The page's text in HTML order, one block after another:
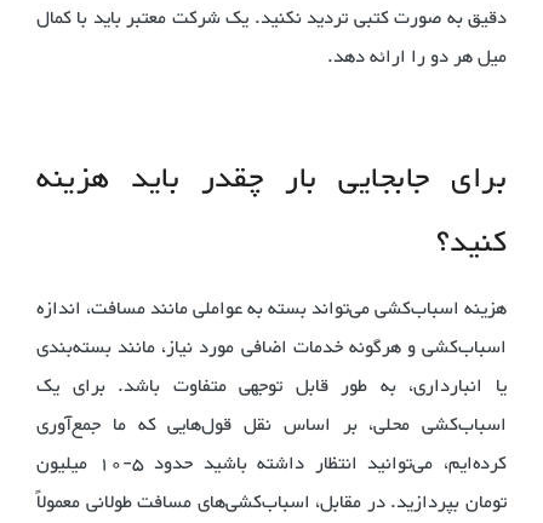
دقیق به صورت کتبی تردید نکنید. یک شرکت معتبر باید با کمال
میل هر دو را ارائه دهد.
برای جابجایی بار چقدر باید هزینه
کنید؟
هزینه اسباب‌کشی می‌تواند بسته به عواملی مانند مسافت، اندازه
اسباب‌کشی و هرگونه خدمات اضافی مورد نیاز، مانند بسته‌بندی
یا انبارداری، به طور قابل توجهی متفاوت باشد. برای یک
اسباب‌کشی محلی، بر اساس نقل قول‌هایی که ما جمع‌آوری
کرده‌ایم، می‌توانید انتظار داشته باشید حدود 5-10 میلیون
تومان بپردازید. در مقابل، اسباب‌کشی‌های مسافت طولانی معمولاً